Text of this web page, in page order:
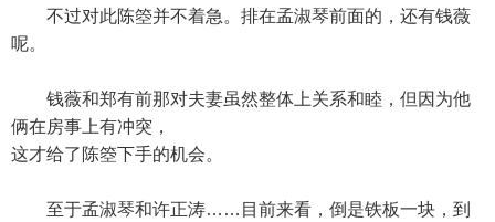
不过对此陈箜并不着急。排在孟淑琴前面的，还有钱薇
呢。
钱薇和郑有前那对夫妻虽然整体上关系和睦，但因为他
俩在房事上有冲突，
这才给了陈箜下手的机会。
至于孟淑琴和许正涛……目前来看，倒是铁板一块，到